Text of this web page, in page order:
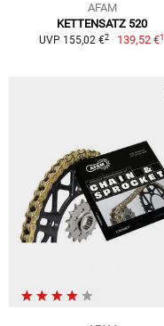
AFAM
KETTENSATZ 520
UVP 155,02 €2 139,52 €1